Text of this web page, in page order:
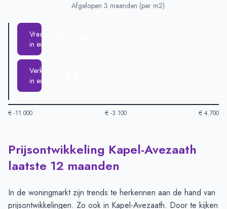
Afgelopen 3 maanden (per m2)
Vraagprijs
in euro's
Verkoopprijs
in euro's
€ -11.000 € -3.100 € 4.700
Huizenprijzen in Kapel Avezaath per m2 -Afgelopen 3
Type
Vraagprijs in euro's
Verkoopprijs in euro's
€ 0
Prijsontwikkeling Kapel-Avezaath
laatste 12 maanden
In de woningmarkt zijn trends te herkennen aan de hand van
prijsontwikkelingen. Zo ook in Kapel-Avezaath. Door te kijken